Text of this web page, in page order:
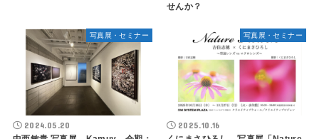
せんか？
写真展・セミナー
2024.05.20
写真展・セミナー
2025.10.16